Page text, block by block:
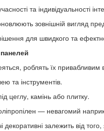
та індивідуальності
зовнішній вигляд
для швидкого та
роблять їх привабливим
та інструментів.
цеглу, камінь або плитку.
— невагомий
залежить від